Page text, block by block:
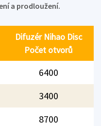
a prodloužení.
Difuzér Nihao Disc
Počet otvorů
6400
3400
8700